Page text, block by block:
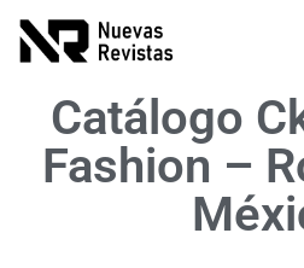
Catálogo
Fashion –